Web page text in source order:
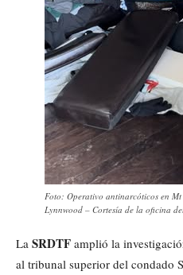
Foto: Operativo antinarcóticos en
Lynnwood – Cortesía de la oficina
La SRDTF amplió la
al tribunal superior del condado